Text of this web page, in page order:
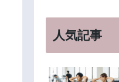
人気記事